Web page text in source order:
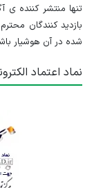
تنها منتشر کننده ی
بازدید کنندگان
شده در آن هوشیار
نماد اعتماد